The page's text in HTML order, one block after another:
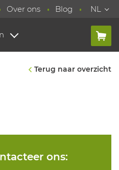
Over ons Blog NL
Terug naar overzicht
ons: